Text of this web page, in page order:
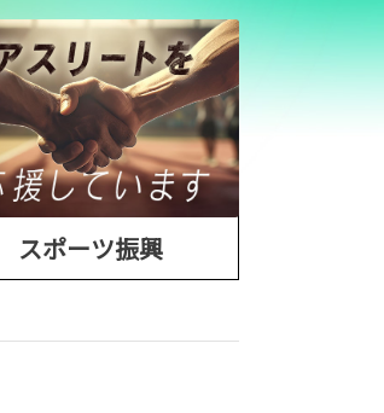
スポーツ振興